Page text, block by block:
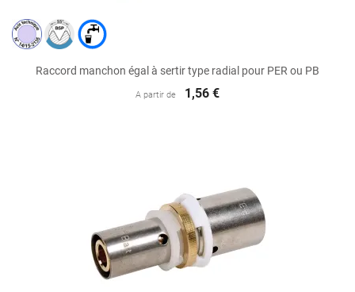
Raccord manchon égal à sertir type radial pour PER ou PB
A partir de 1,56 €